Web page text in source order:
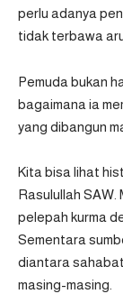
perlu adanya
tidak terbawa
Pemuda bukan
bagaimana ia
yang dibangun
Kita bisa lihat
Rasulullah
pelepah kurma
Sementara
diantara
masing-masing.